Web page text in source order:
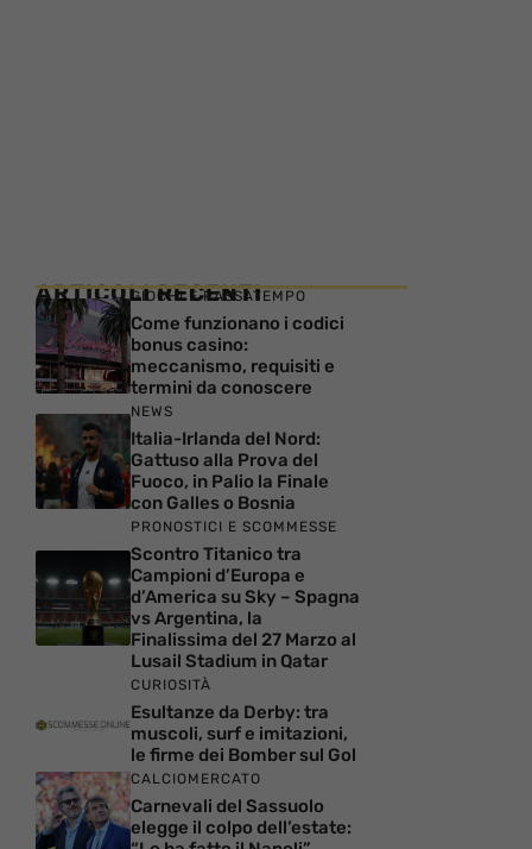
ARTICOLI RECENTI
GIOCHI E PASSATEMPO
Come funzionano i codici
bonus casino:
meccanismo, requisiti e
termini da conoscere
NEWS
Italia-Irlanda del Nord:
Gattuso alla Prova del
Fuoco, in Palio la Finale
con Galles o Bosnia
PRONOSTICI E SCOMMESSE
Scontro Titanico tra
Campioni d’Europa e
d’America su Sky – Spagna
vs Argentina, la
Finalissima del 27 Marzo al
Lusail Stadium in Qatar
CURIOSITÀ
Esultanze da Derby: tra
muscoli, surf e imitazioni,
le firme dei Bomber sul Gol
CALCIOMERCATO
Carnevali del Sassuolo
elegge il colpo dell’estate: